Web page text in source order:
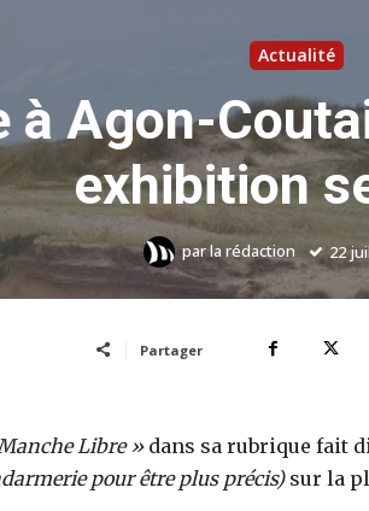
Actualité
à Agon-
exhibition
parla rédaction 22
Partager
Libre »dans sa rubrique fait
pour être plus précis)sur la